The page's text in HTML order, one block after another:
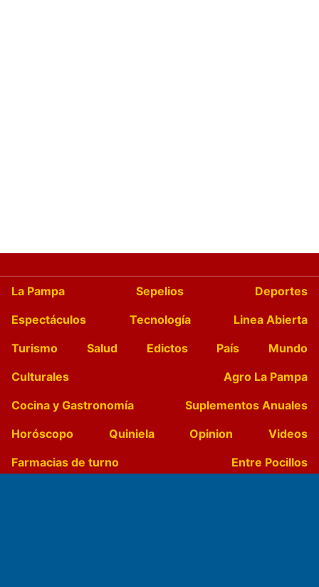
La Pampa Sepelios
Deportes
Espectáculos
Tecnología
Linea Abierta
Turismo
Salud Edictos País
Mundo
Culturales
Agro La Pampa
Cocina y Gastronomía
Suplementos Anuales
Horóscopo
Quiniela Opinion
Videos
Farmacias de turno
Entre Pocillos